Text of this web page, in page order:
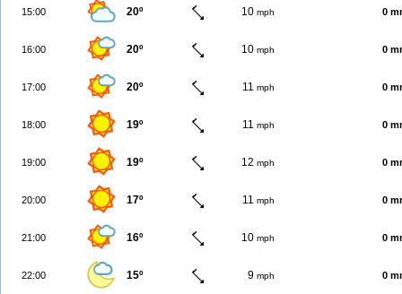
15:00 20º 10 mph 0
16:00 20º 10 mph 0
17:00 20º 11 mph 0
18:00 19º 11 mph 0
19:00 19º 12 mph 0
20:00 17º 11 mph 0
21:00 16º 10 mph 0
22:00 15º 9 mph 0